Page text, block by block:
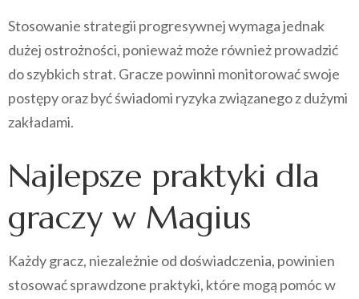
Stosowanie strategii progresywnej wymaga jednak
dużej ostrożności, ponieważ może również prowadzić
do szybkich strat. Gracze powinni monitorować swoje
postępy oraz być świadomi ryzyka związanego z dużymi
zakładami.
Najlepsze praktyki dla
graczy w Magius
Każdy gracz, niezależnie od doświadczenia, powinien
stosować sprawdzone praktyki, które mogą pomóc w